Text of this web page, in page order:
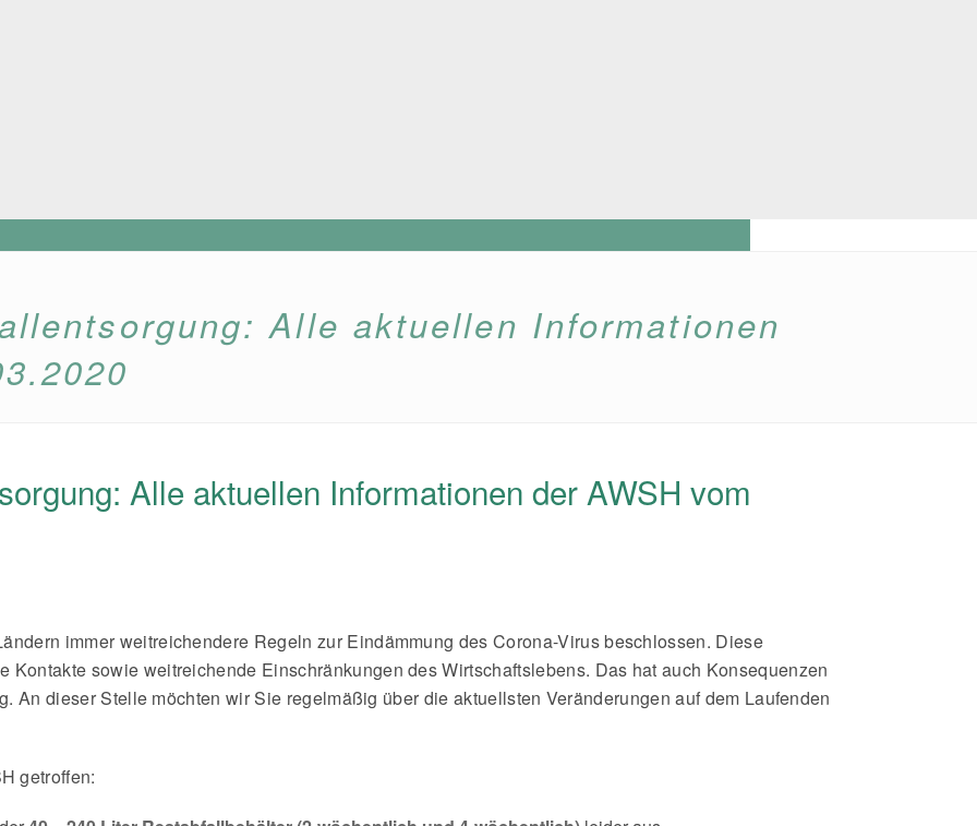
Alle aktuellen Informationen
Alle aktuellen Informationen der AWSH vom
immer weitreichendere Regeln zur Eindämmung des Corona-Virus beschlossen. Diese
Kontakte sowie weitreichende Einschränkungen des Wirtschaftslebens. Das hat auch Konsequenzen
An dieser Stelle möchten wir Sie regelmäßig über die aktuellsten Veränderungen auf dem Laufenden
getroffen: